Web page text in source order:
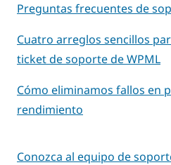
Preguntas frecuentes de
Cuatro arreglos sencillos
ticket de soporte de WPML
Cómo eliminamos fallos en
rendimiento
Conozca al equipo de